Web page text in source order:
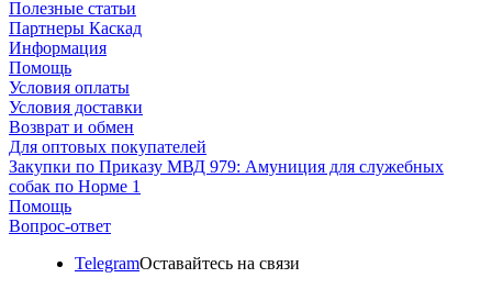
Полезные статьи
Партнеры Каскад
Информация
Помощь
Условия оплаты
Условия доставки
Возврат и обмен
Для оптовых покупателей
Закупки по Приказу МВД 979: Амуниция для служебных
собак по Норме 1
Помощь
Вопрос-ответ
TelegramОставайтесь на связи